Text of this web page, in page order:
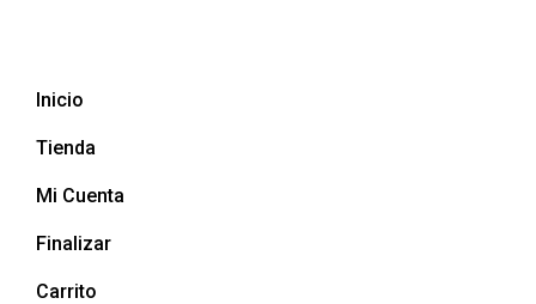
Inicio
Tienda
Mi Cuenta
Finalizar
Carrito